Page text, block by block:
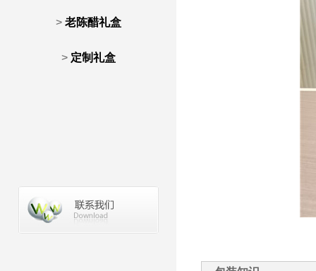
> 老陈醋礼盒
> 定制礼盒